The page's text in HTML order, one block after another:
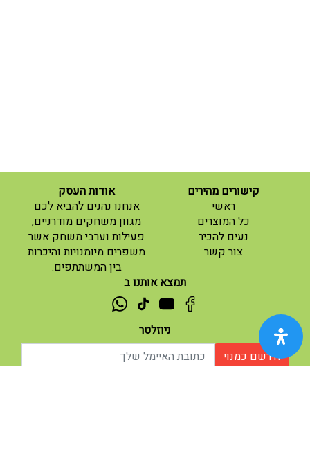
קישורים מהירים
ראשי
(current)
כל המוצרים
נעים להכיר
צור קשר
(current)
אודות העסק
אנחנו נהנים להביא לכם
מגוון משחקים מודרניים,
פעילות וערבי משחק אשר
משפרים מיומנויות והיכרות
בין המשתתפים.
תמצא אותנו ב
ניוזלטר
הירשם כמנוי